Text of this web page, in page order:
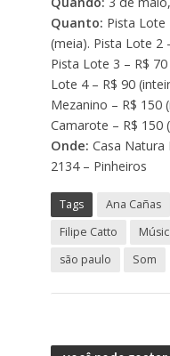
Quanto: Pista Lote
(meia). Pista Lote 2
Pista Lote 3 – R$
Lote 4 – R$ 90
Mezanino – R$ 150
Camarote – R$ 150
Onde: Casa Natura
2134 – Pinheiros
Tags Ana Cañas
Filipe Catto
são paulo
Som